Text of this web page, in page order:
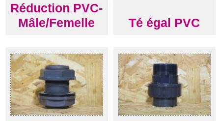
Réduction PVC-
Mâle/Femelle
Té égal PVC